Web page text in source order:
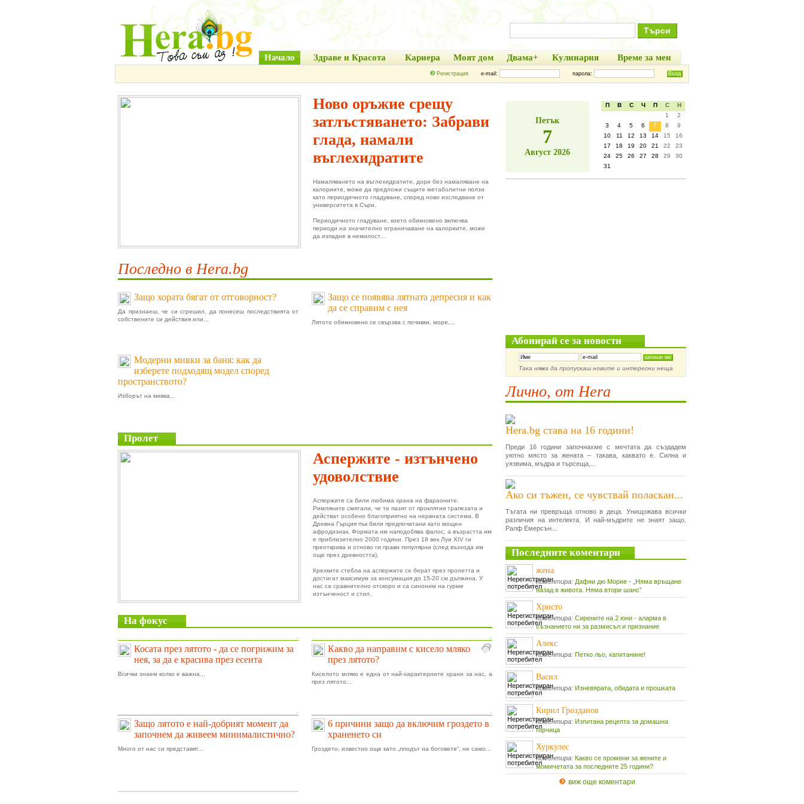
Начало Здраве и Красота Кариера Моят дом Двама+ Кулинария Време за мен
Регистрация e-mail: парола:
Ново оръжие срещу
затлъстяването: Забрави
глада, намали
въглехидратите
Намаляването на въглехидратите, дори без намаляване на
калориите, може да предложи същите метаболитни ползи
като периодичното гладуване, според ново изследване от
университета в Съри.
Периодичното гладуване, което обикновено включва
периоди на значително ограничаване на калориите, може
да изпадне в немилост...
Последно в Hera.bg
Защо хората бягат от отговорност?
Да признаеш, че си сгрешил, да понесеш последствията от
собствените си действия или...
Защо се появява лятната депресия и как
да се справим с нея
Лятото обикновено се свързва с почивки, море,...
Модерни мивки за баня: как да
изберете подходящ модел според
пространството?
Изборът на мивка...
Пролет
Аспержите - изтънчено
удоволствие
Аспержите са били любима храна на фараоните.
Римляните смятали, че те пазят от проклятия трапезата и
действат особено благоприятно на нервната система. В
Древна Гърция пък били предпочитани като мощен
афродизиак. Формата им наподобява фалос, а възрастта им
е приблизително 2000 години. През 18 век Луи XIV ги
преоткрива и отново ги прави популярни (след възхода им
още през древността).
Крехките стебла на аспержите се берат през пролетта и
достигат максимум за консумация до 15-20 см дължина. У
нас са сравнително отскоро и са синоним на гурме
изтънченост и стил.
На фокус
Косата през лятото - да се погрижим за
нея, за да е красива през есента
Всички знаем колко е важна...
Какво да направим с кисело мляко
през лятото?
Киселото мляко е една от най-характерните храни за нас, а
през лятото...
Защо лятото е най-добрият момент да
започнем да живеем минималистично?
Много от нас си представят...
6 причини защо да включим гроздето в
храненето си
Гроздето, известно още като „плодът на боговете“, не само...
Петък
7
Август 2026
П В С Ч П С
Н
1
2
3
4 5 6 7 8
9
10
11 12 13 14 15
16
17
18 19 20 21 22
23
24
25 26 27 28 29
30
31
Абонирай се за новости
Така няма да пропускаш новите и интересни неща
Лично, от Hera
Hera.bg става на 16 години!
Преди 16 години започнахме с мечтата да създадем
уютно място за жената – такава, каквато е. Силна и
уязвима, мъдра и търсеща,...
Ако си тъжен, се чувствай поласкан...
Тъгата ни превръща отново в деца. Унищожава всички
различия на интелекта. И най-мъдрите не знаят защо.
Ралф Емерсън...
Последните коментари
жена
Коментира: Дафни дю Морие - „Няма връщане
назад в живота. Няма втори шанс”
Христо
Коментира: Сирените на 2 юни - аларма в
съзнанието ни за размисъл и признание
Алекс
Коментира: Петко льо, капитанине!
Васил
Коментира: Изневярата, обидата и прошката
Кирил Грозданов
Коментира: Изпитана рецепта за домашна
горчица
Хуркулес
Коментира: Какво се промени за жените и
момичетата за последните 25 години?
виж още коментари